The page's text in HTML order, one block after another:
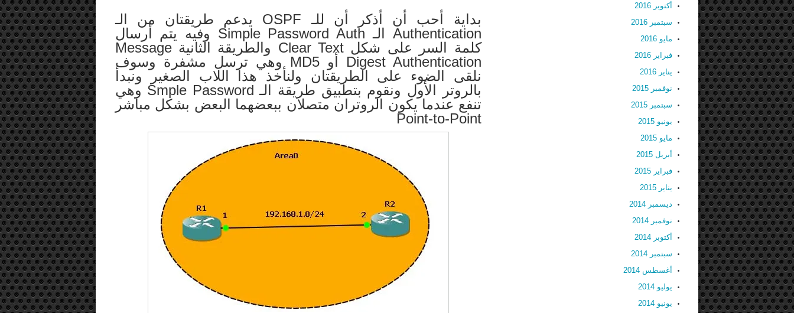
بداية أحب أن أذكر أن للـ OSPF يدعم طريقتان من الـ
Authentication الـ Simple Password Auth وفيه يتم أرسال
كلمة السر على شكل Clear Text والطريقة الثانية Message
Digest Authentication أو MD5 وهي ترسل مشفرة وسوف
نلقى الضوء على الطريقتان ولنأخذ هذا اللاب الصغير ونبدأ
بالروتر الأول ونقوم بتطبيق طريقة الـ Smple Password وهي
تنفع عندما يكون الروتران متصلان ببعضهما البعض بشكل مباشر
Point-to-Point
أكتوبر 2016
سبتمبر 2016
مايو 2016
فبراير 2016
يناير 2016
نوفمبر 2015
سبتمبر 2015
يونيو 2015
مايو 2015
أبريل 2015
فبراير 2015
يناير 2015
ديسمبر 2014
نوفمبر 2014
أكتوبر 2014
سبتمبر 2014
أغسطس 2014
يوليو 2014
يونيو 2014